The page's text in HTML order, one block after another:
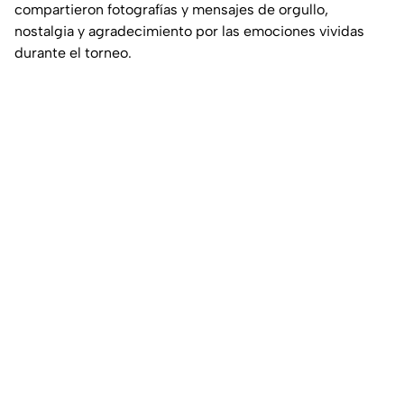
compartieron fotografías y mensajes de orgullo,
nostalgia y agradecimiento por las emociones vividas
durante el torneo.